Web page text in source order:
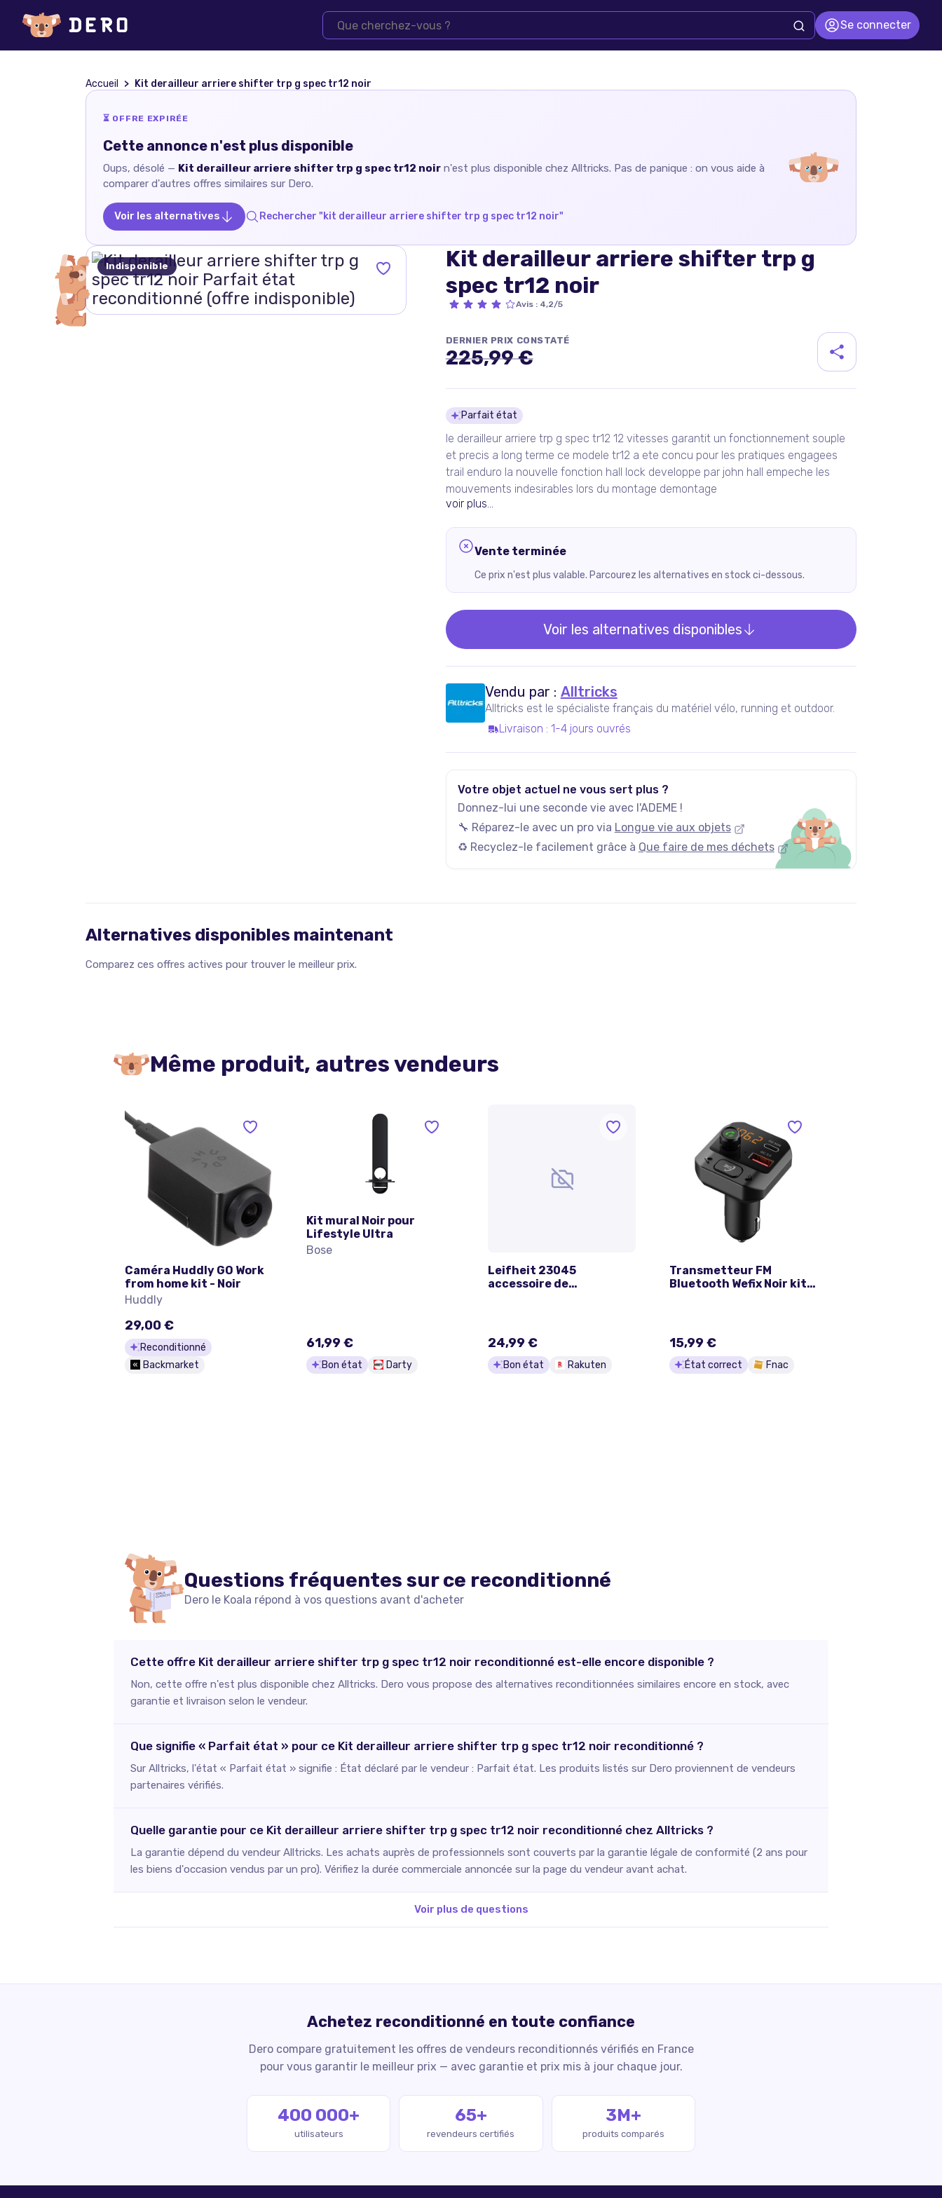
Se connecter
Accueil Kit derailleur arriere shifter trp g spec tr12 noir
⏳ OFFRE EXPIRÉE
Cette annonce n'est plus disponible
Oups, désolé — Kit derailleur arriere shifter trp g spec tr12 noir n'est plus disponible chez Alltricks. Pas de panique : on vous aide à
comparer d'autres offres similaires sur Dero.
Voir les alternatives Rechercher "kit derailleur arriere shifter trp g spec tr12 noir"
Indisponible
Kit derailleur arriere shifter trp g
spec tr12 noir
Avis: 4,2/5
DERNIER PRIX CONSTATÉ
225,99 €
Détails du produit
Parfait état
le derailleur arriere trp g spec tr12 12 vitesses garantit un fonctionnement souple
et precis a long terme ce modele tr12 a ete concu pour les pratiques engagees
trail enduro la nouvelle fonction hall lock developpe par john hall empeche les
mouvements indesirables lors du montage demontage
voir plus...
Vente terminée
Ce prix n'est plus valable. Parcourez les alternatives en stock ci-dessous.
Voir les alternatives disponibles
Vendu par : Alltricks
Alltricks est le spécialiste français du matériel vélo, running et outdoor.
Livraison : 1-4 jours ouvrés
Votre objet actuel ne vous sert plus ?
Donnez-lui une seconde vie avec l'ADEME !
🔧 Réparez-le avec un pro via Longue vie aux objets
♻️ Recyclez-le facilement grâce à Que faire de mes déchets
Alternatives disponibles maintenant
Comparez ces offres actives pour trouver le meilleur prix.
Même produit, autres vendeurs
Caméra Huddly GO Work
from home kit - Noir
Huddly
29,00 €
Reconditionné
Backmarket
Kit mural Noir pour
Lifestyle Ultra
Bose
61,99 €
Bon état Darty
Leifheit 23045
accessoire de
24,99 €
Bon état Rakuten
Transmetteur FM
Bluetooth Wefix Noir kit
15,99 €
État correct Fnac
Questions fréquentes sur ce reconditionné
Dero le Koala répond à vos questions avant d'acheter
Cette offre Kit derailleur arriere shifter trp g spec tr12 noir reconditionné est-elle encore disponible ?
Non, cette offre n'est plus disponible chez Alltricks. Dero vous propose des alternatives reconditionnées similaires encore en stock, avec
garantie et livraison selon le vendeur.
Que signifie « Parfait état » pour ce Kit derailleur arriere shifter trp g spec tr12 noir reconditionné ?
Sur Alltricks, l'état « Parfait état » signifie : État déclaré par le vendeur : Parfait état. Les produits listés sur Dero proviennent de vendeurs
partenaires vérifiés.
Quelle garantie pour ce Kit derailleur arriere shifter trp g spec tr12 noir reconditionné chez Alltricks ?
La garantie dépend du vendeur Alltricks. Les achats auprès de professionnels sont couverts par la garantie légale de conformité (2 ans pour
les biens d'occasion vendus par un pro). Vérifiez la durée commerciale annoncée sur la page du vendeur avant achat.
Voir plus de questions
Achetez reconditionné en toute confiance
Dero compare gratuitement les offres de vendeurs reconditionnés vérifiés en France
pour vous garantir le meilleur prix — avec garantie et prix mis à jour chaque jour.
400 000+
utilisateurs
65+
revendeurs certifiés
3M+
produits comparés